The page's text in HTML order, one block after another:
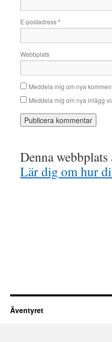
E-postadress*
Webbplats
Meddela mig om nya
Meddela mig om nya inlägg
Denna
Lär dig om hur
Äventyret